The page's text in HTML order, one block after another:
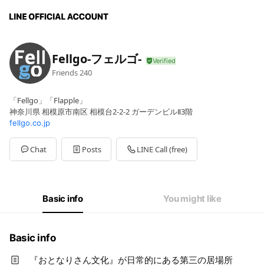
Fellgo-フェルゴ-
Friends 240
「Fellgo」「Flapple」
神奈川県 相模原市南区 相模台2-2-2 ガーデンビルⅡ3階
fellgo.co.jp
Chat Posts LINE Call (free)
Basic info You might like
Basic info
『おとなりさん文化』が日常的にある第三の居場所